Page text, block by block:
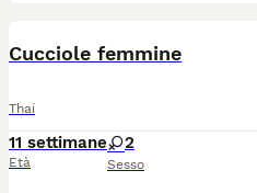
Cucciole femmine
Thai
11 settimane
Età
2
Sesso